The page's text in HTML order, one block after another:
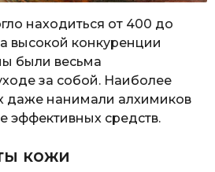
находиться от 400 до
высокой конкуренции
были весьма
за собой. Наиболее
даже нанимали алхимиков
эффективных средств.
кожи